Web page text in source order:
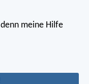
denn meine Hilfe